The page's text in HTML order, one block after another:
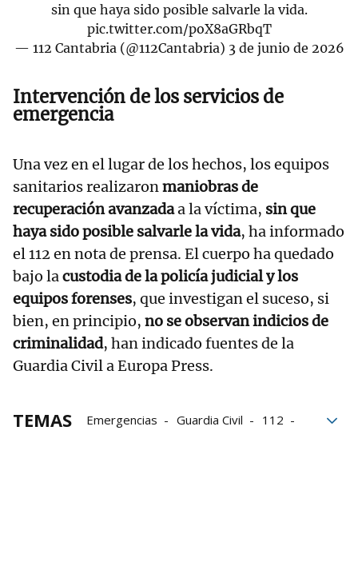
sin que haya sido posible salvarle la vida.
pic.twitter.com/poX8aGRbqT
— 112 Cantabria (@112Cantabria) 3 de junio de 2026
Intervención de los servicios de
emergencia
Una vez en el lugar de los hechos, los equipos
sanitarios realizaronmaniobras de
recuperación avanzadaa la víctima, sin que
haya sido posible salvarle la vida, ha informado
el 112 en nota de prensa. El cuerpo ha quedado
bajo lacustodia de la policía judicial y los
equipos forenses, que investigan el suceso, si
bien, en principio, no se observan indicios de
criminalidad, han indicado fuentes de la
Guardia Civil a Europa Press.
TEMAS Emergencias Guardia Civil
112